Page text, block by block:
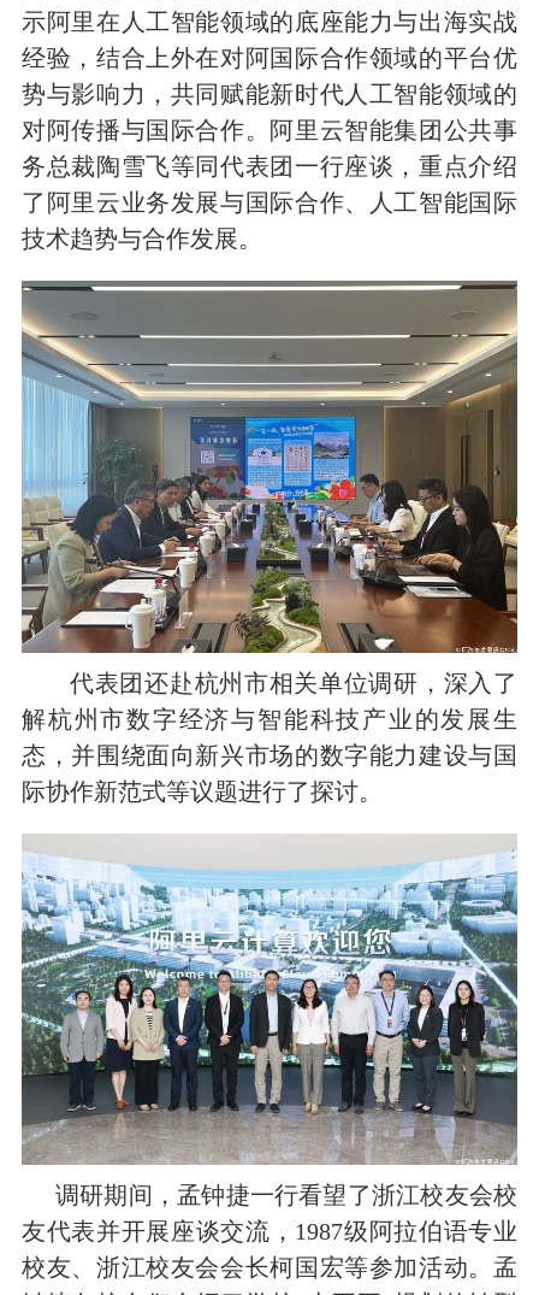
示阿里在人工智能领域的底座能力与出海实战
经验，结合上外在对阿国际合作领域的平台优
势与影响力，共同赋能新时代人工智能领域的
对阿传播与国际合作。阿里云智能集团公共事
务总裁陶雪飞等同代表团一行座谈，重点介绍
了阿里云业务发展与国际合作、人工智能国际
技术趋势与合作发展。
代表团还赴杭州市相关单位调研，深入了
解杭州市数字经济与智能科技产业的发展生
态，并围绕面向新兴市场的数字能力建设与国
际协作新范式等议题进行了探讨。
调研期间，孟钟捷一行看望了浙江校友会校
友代表并开展座谈交流，1987级阿拉伯语专业
校友、浙江校友会会长柯国宏等参加活动。孟